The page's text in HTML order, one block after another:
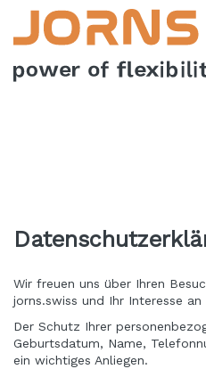
Wir freuen uns über Ihren
jorns.swiss und Ihr Interesse an
Der Schutz Ihrer
Geburtsdatum, Name,
ein wichtiges Anliegen.